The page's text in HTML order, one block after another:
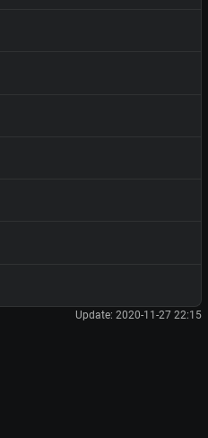
Update: 2020-11-27 22:15